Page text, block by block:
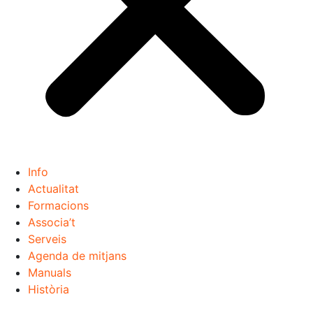
Info
Actualitat
Formacions
Associa’t
Serveis
Agenda de mitjans
Manuals
Història